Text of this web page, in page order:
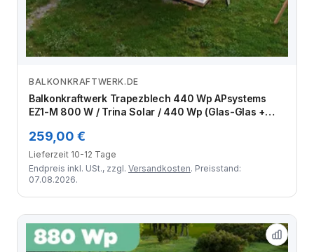
Zum Angebot
BALKONKRAFTWERK.DE
Balkonkraftwerk Trapezblech 440 Wp APsystems
EZ1-M 800 W / Trina Solar / 440 Wp (Glas-Glas +
1 Modul
259,00 €
Lieferzeit 10-12 Tage
Endpreis inkl. USt., zzgl. Versandkosten. Preisstand:
07.08.2026.